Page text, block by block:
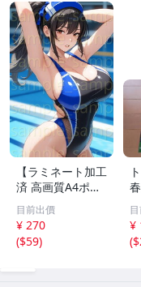
【ラミネート加工
済 高画質A4ポス
ター】1583 AI美
女 イラスト ポス
ター セクシー か
わいい 水着 下着
目前出價
¥ 270
($59)
¥
(